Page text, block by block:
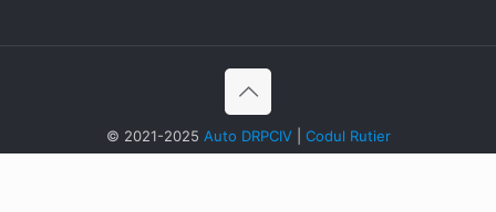
© 2021-2025 Auto DRPCIV| Codul Rutier